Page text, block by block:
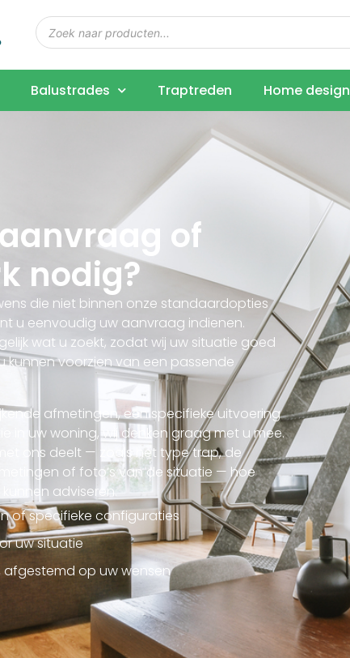
Balustrades Traptreden Home design
of
nodig?
die niet binnen onze standaardopties
u eenvoudig uw aanvraag indienen.
wat u zoekt, zodat wij uw situatie goed
kunnen voorzien van een passende
afmetingen, een specifieke uitvoering
in uw woning, wij denken graag met u mee.
ons deelt — zoals het type trap, de
of foto’s van de situatie — hoe
adviseren.
of specifieke configuraties
uw situatie
op uw wensen